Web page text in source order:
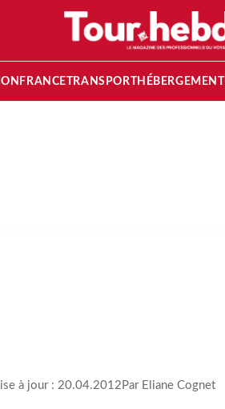
FRANCETRANSPORT HÉBERGEMENT
à jour : 20.04.2012 Par Eliane Cognet